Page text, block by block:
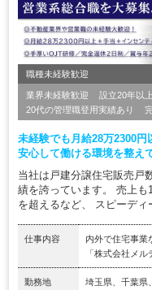
職種未経験歓迎
業界未経験歓迎 設立20年以上
20代の管理職登用実績あり
未経験でも月給28万2300円
安心して働ける環境を整え
当社は戸建分譲住宅販売戸
績を誇っています。 売上も
を超えるなど、 スピーディ
仕事内容
内外で住宅事業
「株式会社メ
勤務地
埼玉県、千葉県